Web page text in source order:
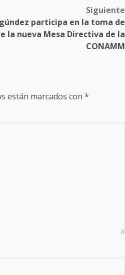
Siguiente
participa en la toma de
la nueva Mesa Directiva de la
CONAMM
están marcados con *